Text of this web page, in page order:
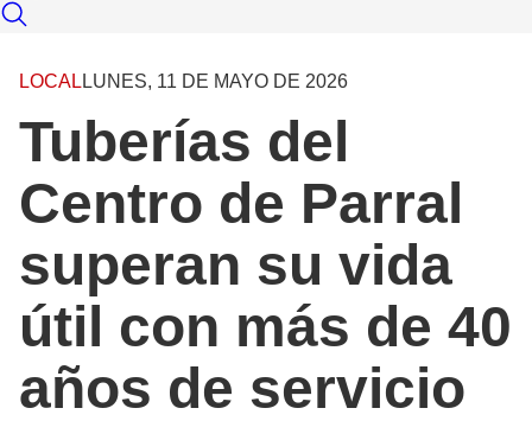
LOCAL LUNES, 11 DE MAYO DE 2026
Tuberías del
Centro de Parral
superan su vida
útil con más de 40
años de servicio